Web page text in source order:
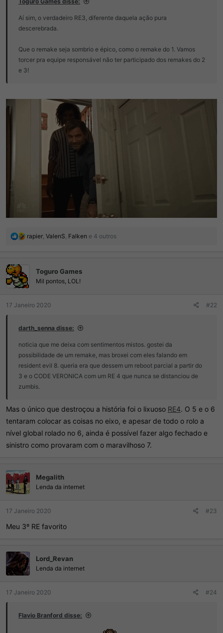
Aí sim, o verdadeiro RE3, diferente daquela ação pura
descerebrada.
Que o remake seja sombrio e épico, como o remake do 1. Vamos
torcer pra equipe responsável não ter participado dos remakes do 2
e 3!
R
e
s
rapier ValenS Falken e 4 outros
Toguro Games
Mil pontos, LOL!
17 Janeiro 2020 #22
darth_senna disse:
noticia que me deixa com sentimentos mistos. gostei da
possibilidade de um remake, mas broxei com eles falando em
resident evil 8. queria era que dessem um reboot parcial a partir do
3 e o CODE VERONICA com um RE 4 que nunca se distanciou de
zumbis.
Mas o único que destroçou a história foi o lixuoso RE4. O 5 e o 6
tentaram colocar as coisas no eixo, e apesar de todo o rolo a
nível global rolado no 6, ainda é possível fazer algo fechado e
sinistro como provaram com o maravilhoso 7.
Megalith
Lenda da internet
17 Janeiro 2020 #23
Meu 3º RE favorito
Lord_Revan
Lenda da internet
17 Janeiro 2020 #24
Flavio Branford disse: